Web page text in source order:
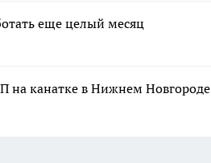
еще целый месяц
на канатке в Нижнем Новгороде